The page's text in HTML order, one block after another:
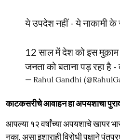
ये उपदेश नहीं - ये नाकामी
12 साल में देश को इस मुक़ाम
जनता को बताना पड़ रहा है
— Rahul Gandhi
काटकसरीचे आवाहन हा अपयशाचा
आपल्या १२ वर्षांच्या अपयशाचे खापर
नका, असा इशाराही विरोधी पक्षाने